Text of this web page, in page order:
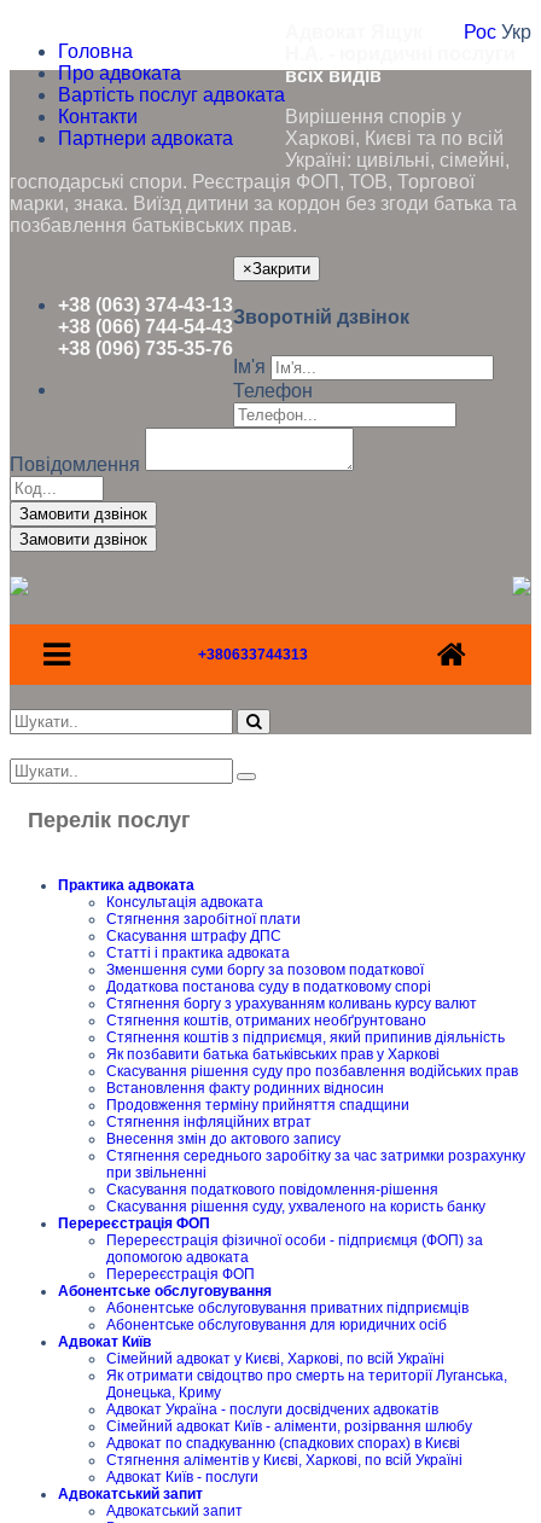
Головна
Про адвоката
Вартість послуг адвоката
Контакти
Партнери адвоката
Рос Укр
всіх видів
Вирішення спорів у
Харкові, Києві та по всій
Україні: цивільні, сімейні,
господарські спори. Реєстрація ФОП, ТОВ, Торгової
марки, знака. Виїзд дитини за кордон без згоди батька та
позбавлення батьківських прав.
+38 (063) 374-43-13
+38 (066) 744-54-43
+38 (096) 735-35-76
×Закрити
Зворотній дзвінок
Ім'я
Телефон
Повідомлення
Замовити дзвінок
+380633744313
Перелік послуг
Практика адвоката
Консультація адвоката
Стягнення заробітної плати
Скасування штрафу ДПС
Статті і практика адвоката
Зменшення суми боргу за позовом податкової
Додаткова постанова суду в податковому спорі
Стягнення боргу з урахуванням коливань курсу валют
Стягнення коштів, отриманих необґрунтовано
Стягнення коштів з підприємця, який припинив діяльність
Як позбавити батька батьківських прав у Харкові
Скасування рішення суду про позбавлення водійських прав
Встановлення факту родинних відносин
Продовження терміну прийняття спадщини
Стягнення інфляційних втрат
Внесення змін до актового запису
Стягнення середнього заробітку за час затримки розрахунку
при звільненні
Скасування податкового повідомлення-рішення
Скасування рішення суду, ухваленого на користь банку
Перереєстрація ФОП
Перереєстрація фізичної особи - підприємця (ФОП) за
допомогою адвоката
Перереєстрація ФОП
Абонентське обслуговування
Абонентське обслуговування приватних підприємців
Абонентське обслуговування для юридичних осіб
Адвокат Київ
Сімейний адвокат у Києві, Харкові, по всій Україні
Як отримати свідоцтво про смерть на території Луганська,
Донецька, Криму
Адвокат Україна - послуги досвідчених адвокатів
Сімейний адвокат Київ - аліменти, розірвання шлюбу
Адвокат по спадкуванню (спадкових спорах) в Києві
Стягнення аліментів у Києві, Харкові, по всій Україні
Адвокат Київ - послуги
Адвокатський запит
Адвокатський запит